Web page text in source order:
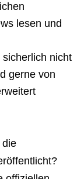
lesen und
nicht
gerne von
die